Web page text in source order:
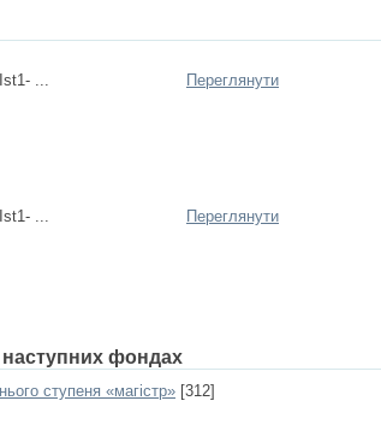
...
Переглянути
...
Переглянути
наступних фондах
ступеня «магістр» [312]